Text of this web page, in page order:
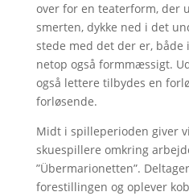
over for en teaterform, der
smerten, dykke ned i det
stede med det der er,
netop også formmæssigt.
også lettere tilbydes en
forløsende.
Midt i spilleperioden giver
skuespillere omkring
”Übermarionetten”.
forestillingen og oplever